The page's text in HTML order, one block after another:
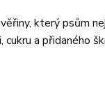
který psům
a přidaného